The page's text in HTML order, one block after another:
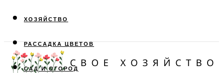
ХОЗЯЙСТВО
РАССАДКА ЦВЕТОВ
САД И ОГОРОД